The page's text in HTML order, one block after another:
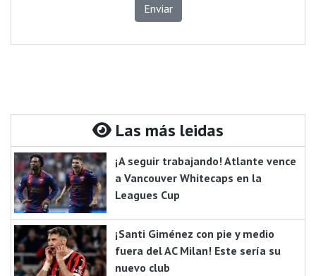
Enviar
Las más leidas
¡A seguir trabajando! Atlante vence
a Vancouver Whitecaps en la
Leagues Cup
¡Santi Giménez con pie y medio
fuera del AC Milan! Este sería su
nuevo club